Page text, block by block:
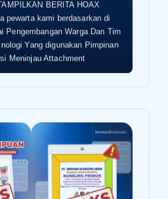
BERITA HOAX
pewarta kami berdasarkan di
Pengembangan Warga Dan Tim
Yang digunakan Pimpinan
Meninjau Attachment